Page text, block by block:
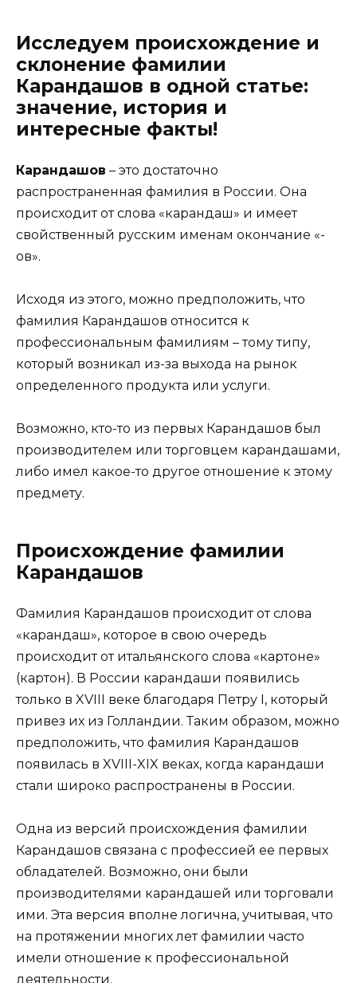
Исследуем происхождение и
склонение фамилии
Карандашов в одной статье:
значение, история и
интересные факты!
Карандашов – это достаточно
распространенная фамилия в России. Она
происходит от слова «карандаш» и имеет
свойственный русским именам окончание «-
ов».
Исходя из этого, можно предположить, что
фамилия Карандашов относится к
профессиональным фамилиям – тому типу,
который возникал из-за выхода на рынок
определенного продукта или услуги.
Возможно, кто-то из первых Карандашов был
производителем или торговцем карандашами,
либо имел какое-то другое отношение к этому
предмету.
Происхождение фамилии
Карандашов
Фамилия Карандашов происходит от слова
«карандаш», которое в свою очередь
происходит от итальянского слова «картоне»
(картон). В России карандаши появились
только в XVIII веке благодаря Петру I, который
привез их из Голландии. Таким образом, можно
предположить, что фамилия Карандашов
появилась в XVIII-XIX веках, когда карандаши
стали широко распространены в России.
Одна из версий происхождения фамилии
Карандашов связана с профессией ее первых
обладателей. Возможно, они были
производителями карандашей или торговали
ими. Эта версия вполне логична, учитывая, что
на протяжении многих лет фамилии часто
имели отношение к профессиональной
деятельности.